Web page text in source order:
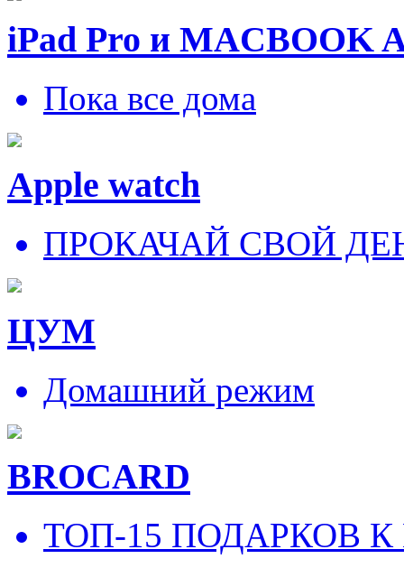
iPad Pro и MACBOOK
Пока все дома
Apple watch
ПРОКАЧАЙ СВОЙ
ЦУМ
Домашний режим
BROCARD
ТОП-15 ПОДАРКОВ